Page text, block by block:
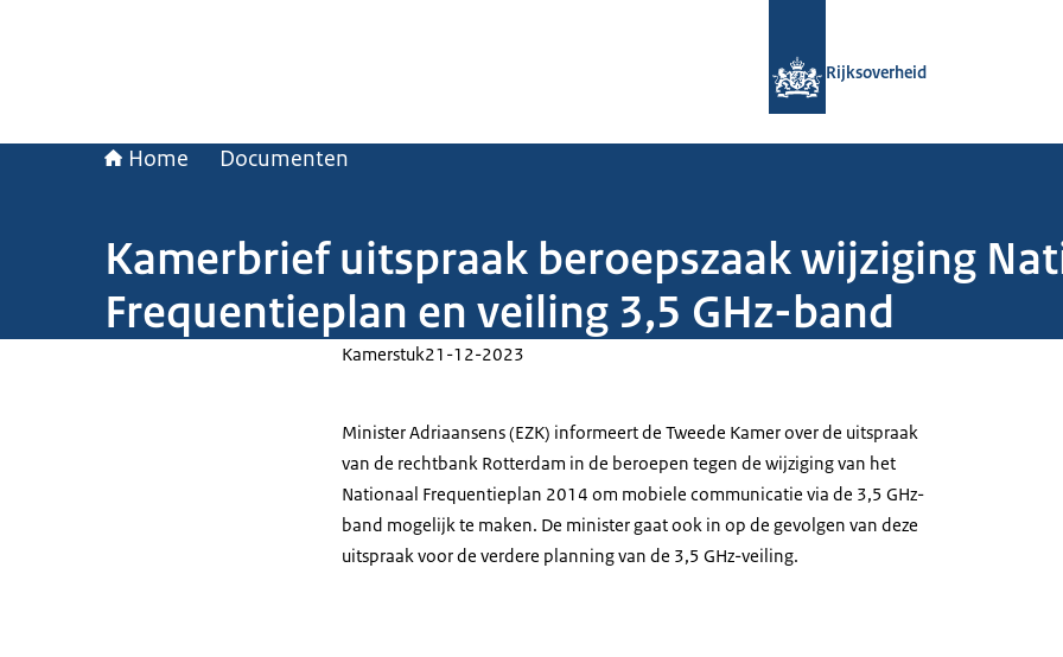
Rijksoverheid
Home Documenten
Kamerbrief uitspraak beroepszaak wijziging
Frequentieplan en veiling 3,5 GHz-band
Kamerstuk21-12-2023
Minister Adriaansens (EZK) informeert de Tweede Kamer over de uitspraak
van de rechtbank Rotterdam in de beroepen tegen de wijziging van het
Nationaal Frequentieplan 2014 om mobiele communicatie via de 3,5 GHz-
band mogelijk te maken. De minister gaat ook in op de gevolgen van deze
uitspraak voor de verdere planning van de 3,5 GHz-veiling.